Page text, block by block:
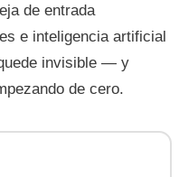
de entrada
e inteligencia artificial
invisible — y
de cero.